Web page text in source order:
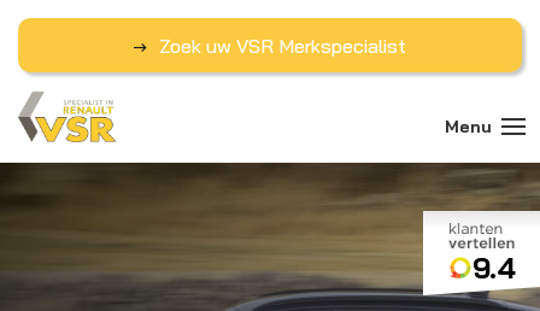
Zoek uw VSR Merkspecialist
9.4